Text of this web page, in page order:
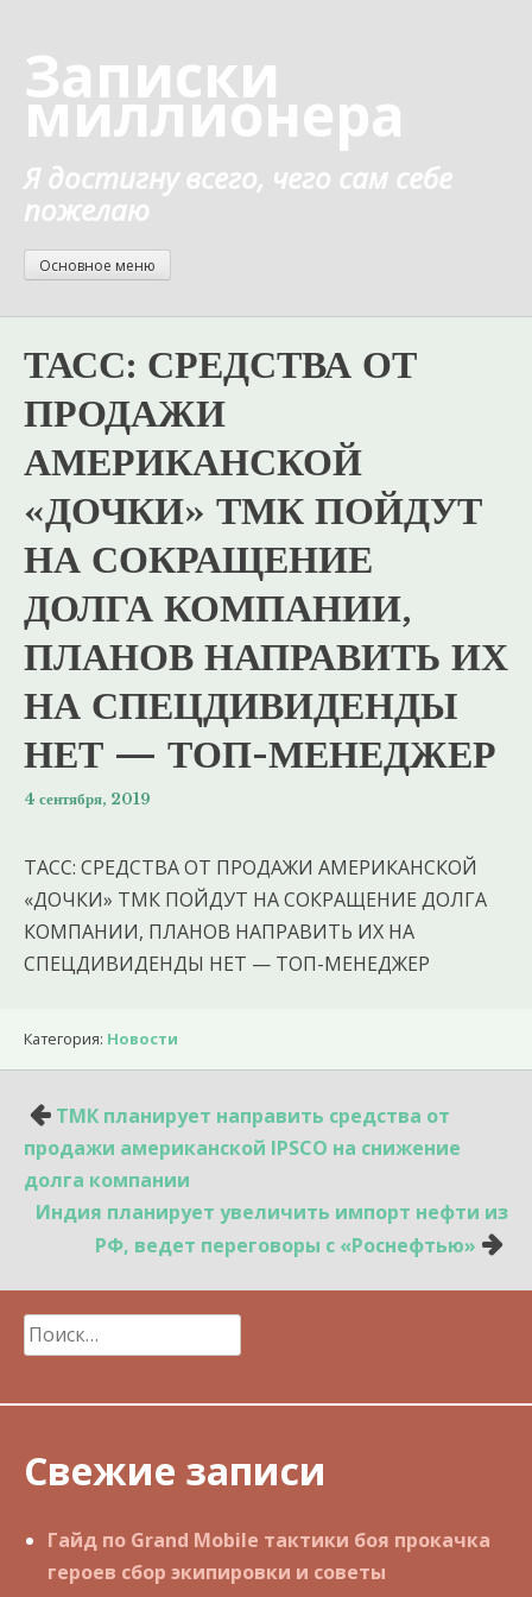
содержанию
Записки
миллионера
Я достигну всего, чего сам себе
пожелаю
Основное меню
ТАСС: СРЕДСТВА ОТ
ПРОДАЖИ
АМЕРИКАНСКОЙ
«ДОЧКИ» ТМК ПОЙДУТ
НА СОКРАЩЕНИЕ
ДОЛГА КОМПАНИИ,
ПЛАНОВ НАПРАВИТЬ ИХ
НА СПЕЦДИВИДЕНДЫ
НЕТ — ТОП-МЕНЕДЖЕР
4 сентября, 2019
ТАСС: СРЕДСТВА ОТ ПРОДАЖИ АМЕРИКАНСКОЙ
«ДОЧКИ» ТМК ПОЙДУТ НА СОКРАЩЕНИЕ ДОЛГА
КОМПАНИИ, ПЛАНОВ НАПРАВИТЬ ИХ НА
СПЕЦДИВИДЕНДЫ НЕТ — ТОП-МЕНЕДЖЕР
Категория: Новости
Навигация
по
записям
ТМК планирует направить средства от
продажи американской IPSCO на снижение
долга компании
Индия планирует увеличить импорт нефти из
РФ, ведет переговоры с «Роснефтью»
Найти:
Свежие записи
Гайд по Grand Mobile тактики боя прокачка
героев сбор экипировки и советы